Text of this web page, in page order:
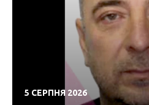
5 СЕРПНЯ 2026